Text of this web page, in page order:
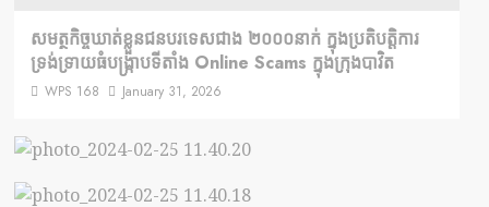
សមត្ថកិច្ចឃាត់ខ្លួនជនបរទេសជាង ២០០០នាក់ ក្នុងប្រតិបត្តិការ
ទ្រង់​ទ្រាយ​ធំ​បង្ក្រាប​ទីតាំង Online Scams ក្នុងក្រុងបាវិត
WPS 168 January 31, 2026